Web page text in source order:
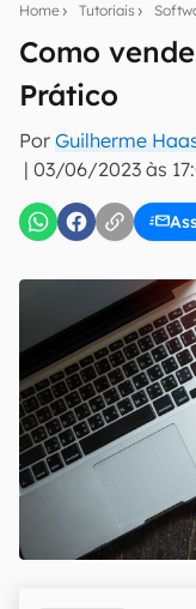
Home Tutoriais
Como
Prático
Por Guilherme
| 03/06/2023 às
Confirmo que li,